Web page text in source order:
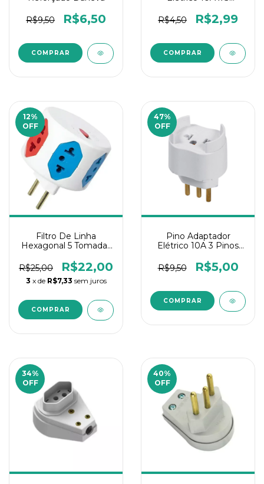
R$9,50 R$6,50
R$4,50
R$2,99
12%
OFF
Filtro De Linha
Hexagonal 5 Tomadas
250v
R$25,00 R$22,00
3 x de R$7,33 sem juros
47%
OFF
Pino Adaptador
Elétrico 10A 3 Pinos
R$9,50
R$5,00
34%
OFF
40%
OFF